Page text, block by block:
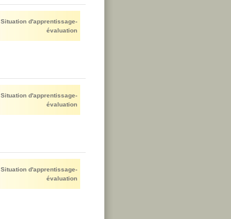
Situation d'apprentissage-
évaluation
Situation d'apprentissage-
évaluation
Situation d'apprentissage-
évaluation